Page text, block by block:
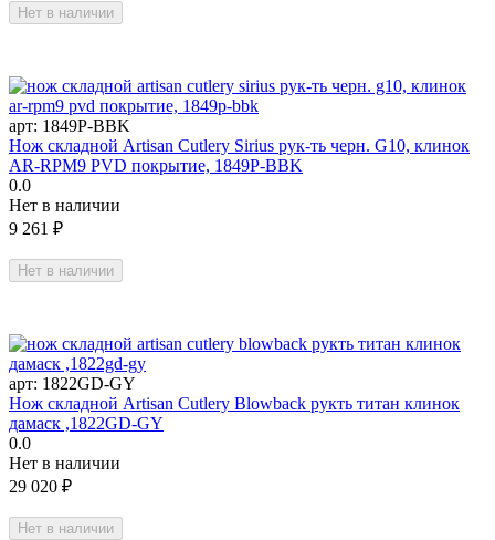
Нет в наличии
арт: 1849P-BBK
Нож складной Artisan Cutlery Sirius рук-ть черн. G10, клинок
AR-RPM9 PVD покрытие, 1849P-BBK
0.0
Нет в наличии
9 261 ₽
Нет в наличии
арт: 1822GD-GY
Нож складной Artisan Cutlery Blowback рукть титан клинок
дамаск ,1822GD-GY
0.0
Нет в наличии
29 020 ₽
Нет в наличии